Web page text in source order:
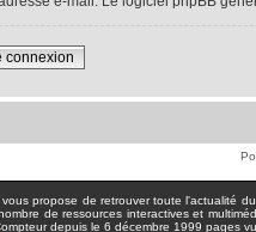
connexion
propose de retrouver toute l'actualité
de ressources interactives et
pages